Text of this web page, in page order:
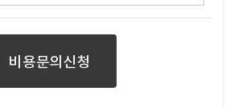
비용문의신청